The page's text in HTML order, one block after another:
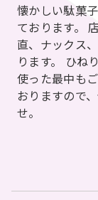
懐かしい駄菓
ております。
直、ナックス
ります。 ひね
使った最中も
おりますので
せ。